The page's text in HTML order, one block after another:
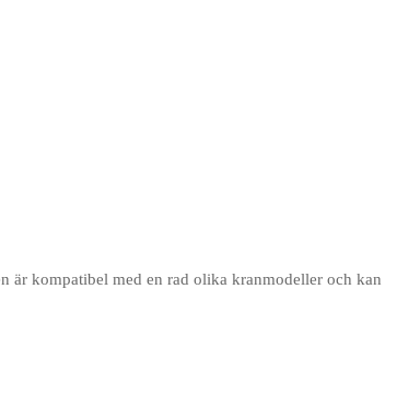
är kompatibel med en rad olika kranmodeller och kan